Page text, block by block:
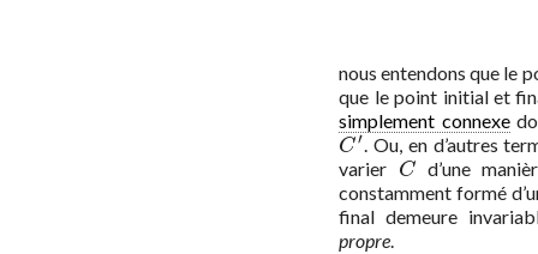
nous entendons que le
que le point initial et
simplement connexe
C′
C′ . Ou, en d’autres
varier
C
Cd’une
constamment formé
final demeure
propre.